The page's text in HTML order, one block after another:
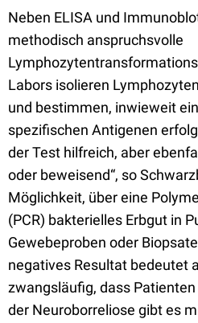
Neben ELISA und
methodisch anspruchsvolle
Labors isolieren
und bestimmen, inwieweit
spezifischen Antigenen
der Test hilfreich, aber
oder beweisend“, so
Möglichkeit, über eine
(PCR) bakterielles Erbgut in
Gewebeproben oder
negatives Resultat bedeutet
zwangsläufig, dass
der Neuroborreliose gibt es